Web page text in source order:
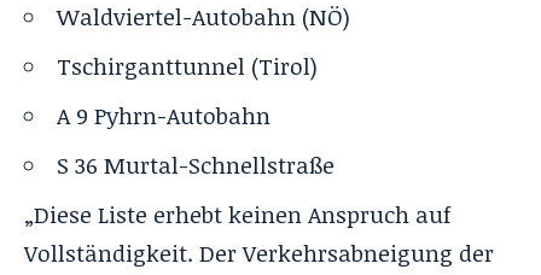
Waldviertel-Autobahn (NÖ)
Tschirganttunnel (Tirol)
A 9 Pyhrn-Autobahn
S 36 Murtal-Schnellstraße
„Diese Liste erhebt keinen Anspruch auf
Vollständigkeit. Der Verkehrsabneigung der